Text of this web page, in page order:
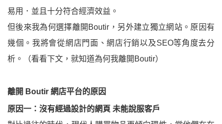
易用．並且十分符合經濟效益。
但後來我為何選擇離開Boutir，另外建立獨立網站。原因有
幾個。我將會從網店門面、網店行銷以及SEO等角度去分
析。（看看下文，就知道為何我離開Boutir）
離開 Boutir 網店平台的原因
原因一：沒有經過設計的網頁 未能說服客戶